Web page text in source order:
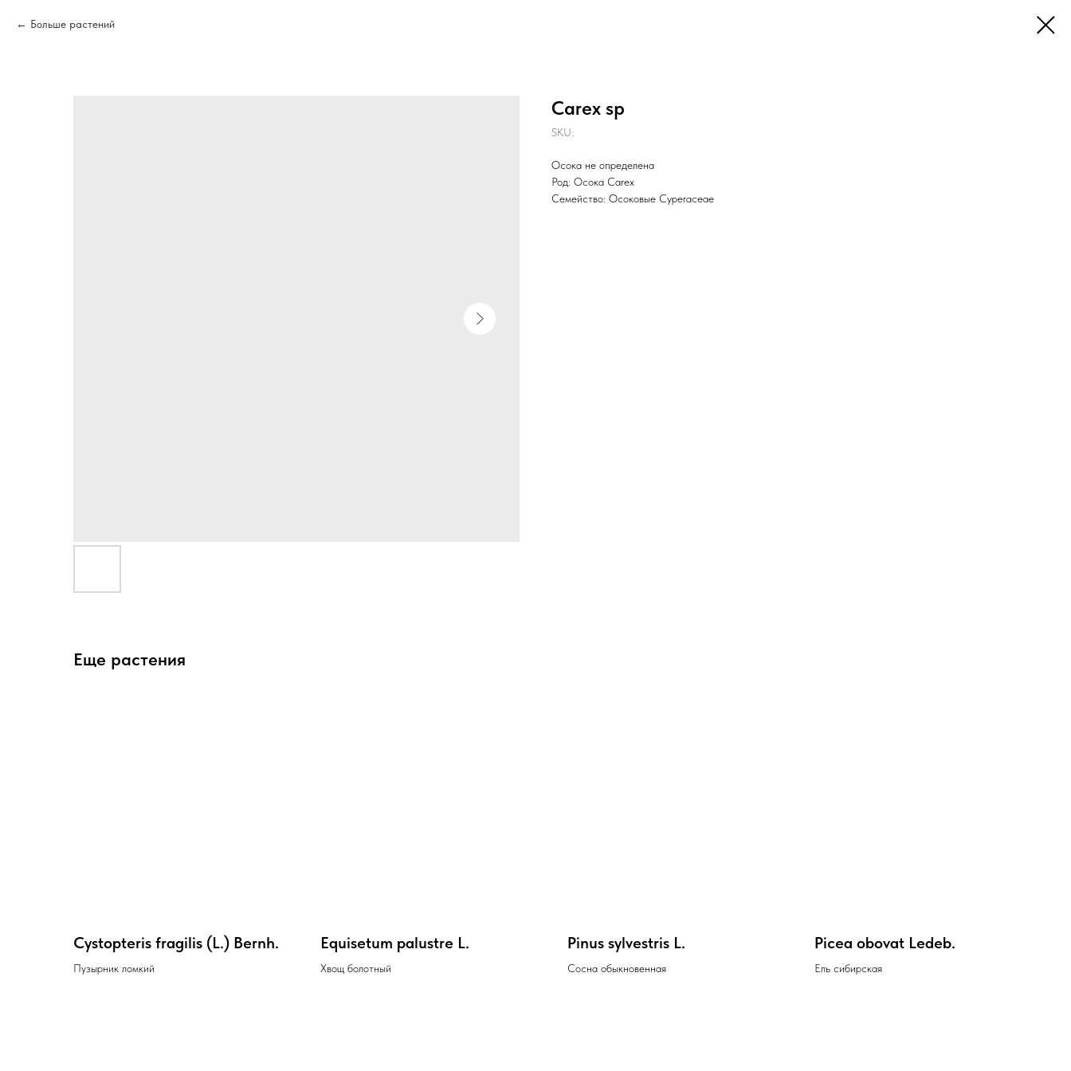
Больше растений
Carex sp
SKU:
Осока не определена
Род: Осока Carex
Семейство: Осоковые Cyperaceae
Еще растения
Cystopteris fragilis (L.) Bernh.
Пузырник ломкий
Equisetum palustre L.
Хвощ болотный
Pinus sylvestris L.
Сосна обыкновенная
Picea obovat Ledeb.
Ель сибирская